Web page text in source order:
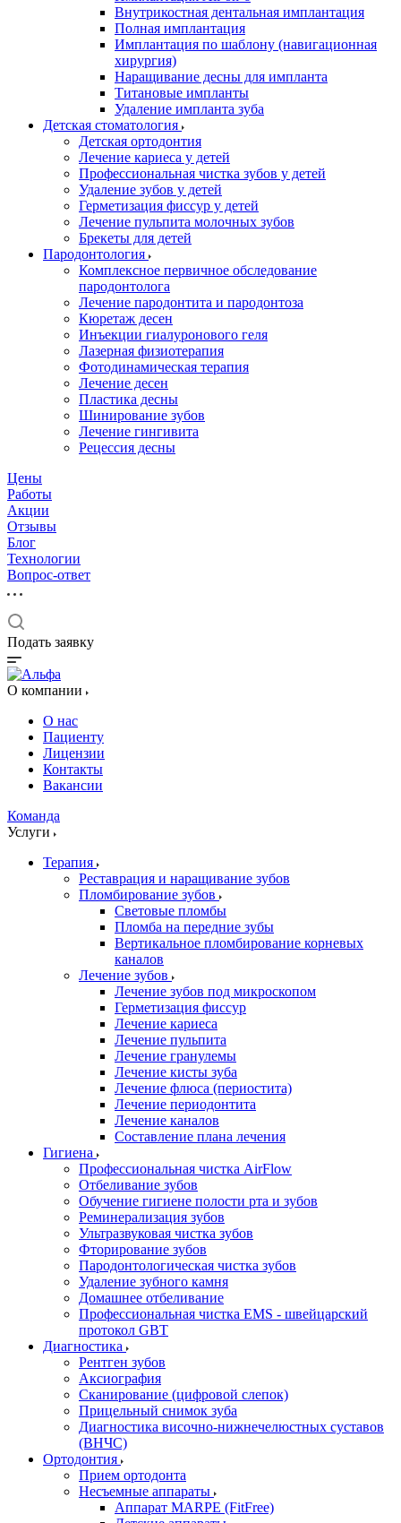
Внутрикостная дентальная имплантация
Полная имплантация
Имплантация по шаблону (навигационная
хирургия)
Наращивание десны для импланта
Титановые импланты
Удаление импланта зуба
Детская стоматология
Детская ортодонтия
Лечение кариеса у детей
Профессиональная чистка зубов у детей
Удаление зубов у детей
Герметизация фиссур у детей
Лечение пульпита молочных зубов
Брекеты для детей
Пародонтология
Комплексное первичное обследование
пародонтолога
Лечение пародонтита и пародонтоза
Кюретаж десен
Инъекции гиалуронового геля
Лазерная физиотерапия
Фотодинамическая терапия
Лечение десен
Пластика десны
Шинирование зубов
Лечение гингивита
Рецессия десны
Цены
Работы
Акции
Отзывы
Блог
Технологии
Вопрос-ответ
Подать заявку
О компании
О нас
Пациенту
Лицензии
Контакты
Вакансии
Команда
Услуги
Терапия
Реставрация и наращивание зубов
Пломбирование зубов
Световые пломбы
Пломба на передние зубы
Вертикальное пломбирование корневых
каналов
Лечение зубов
Лечение зубов под микроскопом
Герметизация фиссур
Лечение кариеса
Лечение пульпита
Лечение гранулемы
Лечение кисты зуба
Лечение флюса (периостита)
Лечение периодонтита
Лечение каналов
Составление плана лечения
Гигиена
Профессиональная чистка AirFlow
Отбеливание зубов
Обучение гигиене полости рта и зубов
Реминерализация зубов
Ультразвуковая чистка зубов
Фторирование зубов
Пародонтологическая чистка зубов
Удаление зубного камня
Домашнее отбеливание
Профессиональная чистка EMS - швейцарский
протокол GBT
Диагностика
Рентген зубов
Аксиография
Сканирование (цифровой слепок)
Прицельный снимок зуба
Диагностика височно-нижнечелюстных суставов
(ВНЧС)
Ортодонтия
Прием ортодонта
Несъемные аппараты
Аппарат MARPE (FitFree)